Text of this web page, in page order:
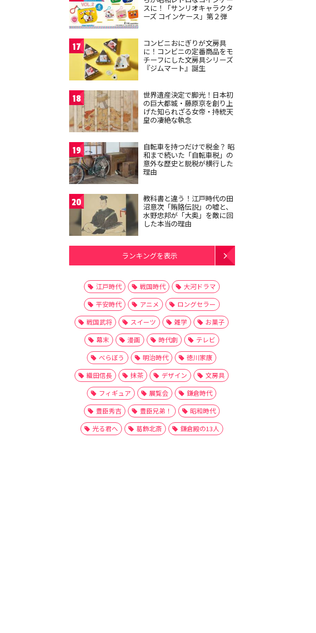
スに！「サンリオキャラクタ
ーズ コインケース」第２弾
17
コンビニおにぎりが文房具
に！コンビニの定番商品をモ
チーフにした文房具シリーズ
『ジムマート』誕生
18
世界遺産決定で脚光！日本初
の巨大都城・藤原京を創り上
げた知られざる女帝・持統天
皇の凄絶な執念
19
自転車を持つだけで税金？ 昭
和まで続いた「自転車税」の
意外な歴史と脱税が横行した
理由
20
教科書と違う！江戸時代の田
沼意次「賄賂伝説」の嘘と、
水野忠邦が「大奥」を敵に回
した本当の理由
ランキングを表示
江戸時代 戦国時代
大河ドラマ
平安時代
アニメ
ロングセラー
戦国武将
スイーツ 雑学
お菓子
幕末
漫画 時代劇
テレビ
べらぼう
明治時代
徳川家康
織田信長
抹茶 デザイン
文房具
フィギュア
展覧会
鎌倉時代
豊臣秀吉
豊臣兄弟！
昭和時代
光る君へ
葛飾北斎 鎌倉殿の13人